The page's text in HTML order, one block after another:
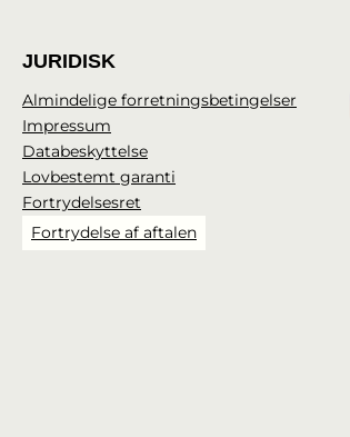
JURIDISK
Almindelige forretningsbetingelser
Impressum
Databeskyttelse
Lovbestemt garanti
Fortrydelsesret
Fortrydelse af aftalen